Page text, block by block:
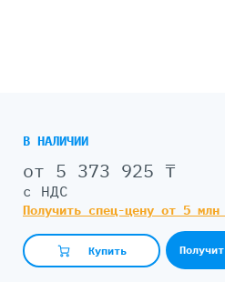
В НАЛИЧИИ
от 5 373 925 ₸
с НДС
Получить спец-цену от 5
Купить